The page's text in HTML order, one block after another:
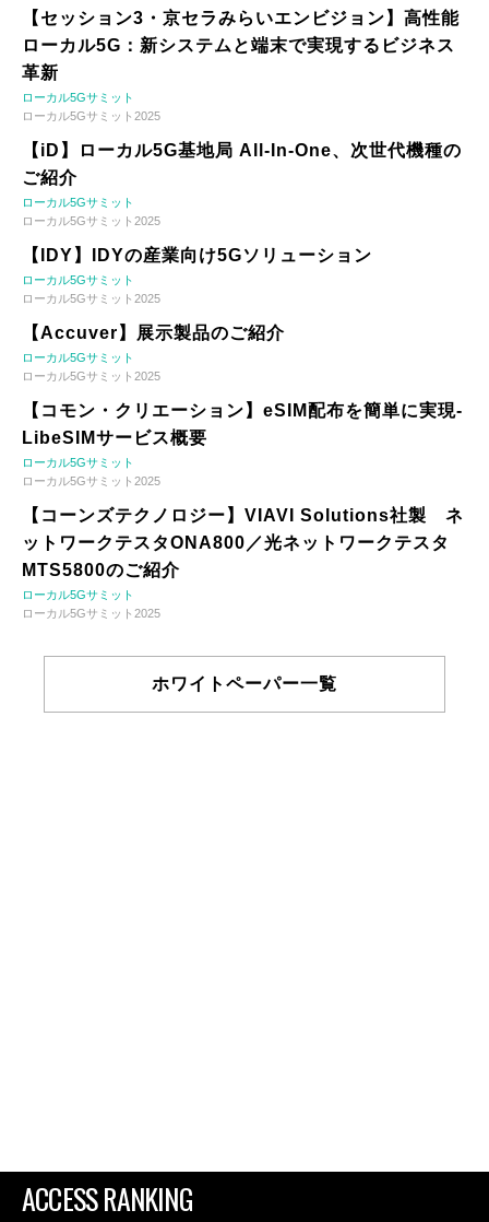
【セッション3・京セラみらいエンビジョン】高性能
ローカル5G：新システムと端末で実現するビジネス
革新
ローカル5Gサミット
ローカル5Gサミット2025
【iD】ローカル5G基地局 All-In-One、次世代機種の
ご紹介
ローカル5Gサミット
ローカル5Gサミット2025
【IDY】IDYの産業向け5Gソリューション
ローカル5Gサミット
ローカル5Gサミット2025
【Accuver】展示製品のご紹介
ローカル5Gサミット
ローカル5Gサミット2025
【コモン・クリエーション】eSIM配布を簡単に実現-
LibeSIMサービス概要
ローカル5Gサミット
ローカル5Gサミット2025
【コーンズテクノロジー】VIAVI Solutions社製 ネ
ットワークテスタONA800／光ネットワークテスタ
MTS5800のご紹介
ローカル5Gサミット
ローカル5Gサミット2025
ホワイトペーパー一覧
ACCESS RANKING